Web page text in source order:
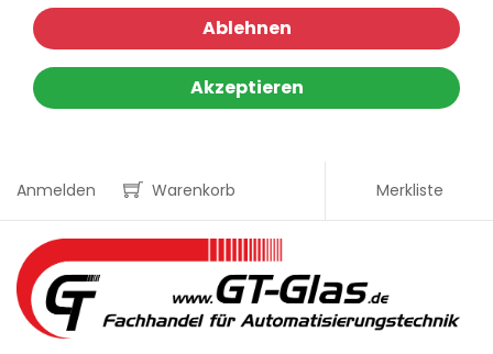
Ablehnen
Akzeptieren
Anmelden Warenkorb Merkliste